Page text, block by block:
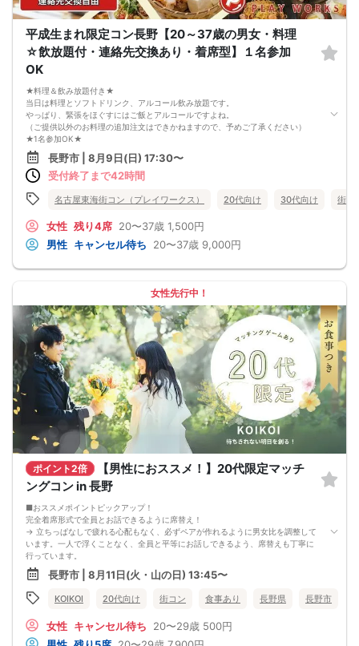
10. イベント中止に伴うユーザーへの返金額は、チケット代金となり、交通費、宿
泊費、通信費等の返金は行いません。
11. 領収書の発行はいたしかねます。
お申し込みが完了した時点で上記すべての事項に同意したと判断いたします。
8/8(土)20代夜コン長野
平成生まれ限定コン長野【20～37歳の男女・料理
☆飲放題付・連絡先交換あり・着席型】１名参加
OK
★料理＆飲み放題付き★
当日は料理とソフトドリンク、アルコール飲み放題です。
やっぱり、緊張をほぐすにはご飯とアルコールですよね。
（ご提供以外のお料理の追加注文はできかねますので、予めご了承ください）
★1名参加OK★
他の1名参加の方とペアになりますし、友達作りにも最適です。
基本的には２：２のグループトークとなります。
（１：１でのトークはございませんので、予めご了承ください）
このカードのおかけで 終始無言で終わっちゃった・・・
プロフィールカードを活用し、「はじめまして」から会話を楽しみましょう。
★完全着席型・連絡先交換は自由★
完全着席型で席替えはできる限り行います。
換ができなかった」なんてことはありません。
【お客様へのお願い】
1. ２名様以上でのご参加は必ず同性同士でお申し込みください。
2. 服装の指定はございません。多くのお客様はカジュアルな格好でおこしになら
れています。
3. 開催判断はイベント前日の時点で男性３名・女性３名以上のお申し込みからに
なりますが、当日に参加者のキャンセルで比率が崩れた場合や開催判断人数を下
回った場合、一切返金などの保証はいたしませんのでご了承ください。
4. イベントページ内の「お申し込み状況」等はキャンセルなどで当日の参加人
数、男女比率と異なる可能性がございます。
5. 当日は店舗の外ではなく店舗内で受付いたします。店内に入り店員に「街コン
で来た」旨をお伝えください。
6. お釣りの用意はございませんので、出ないようにご準備お願いします。
7. 当日は年齢確認のできる身分証をお持ちください。イベントの対象年齢でない
ことが発覚した場合、参加費を全額徴収し返金はいたしかねます。
8. 15分以上の遅刻はキャンセルとみなす可能性があります。
9. 当日受付にお越しになってからのキャンセル、途中キャンセルは出来ません。
泊費、通信費等の返金は行いません。
11. 領収書の発行はいたしかねます。
お申し込みが完了した時点で上記すべての事項に同意したと判断いたします。
8/9(日)平成生まれ限定夜コン長野
長野市 | 8月9日(日) 17:30〜
受付終了まで42時間
名古屋東海街コン（プレイワークス） 20代向け 30代向け 街コ
女性 残り4席 20〜37歳 1,500円
男性 キャンセル待ち 20〜37歳 9,000円
女性先行中！
ポイント2倍
【男性におススメ！】20代限定マッチ
ングコン in 長野
■おススメポイントピックアップ！
完全着席形式で全員とお話できるように席替え！
→ 立ちっぱなしで疲れる心配もなく、必ずペアが作れるように男女比を調整して
います。一人で浮くことなく、全員と平等にお話しできるよう、席替えも丁寧に
行っています。
会話を盛り上げるプロフィールシート！
→ 趣味や好みからスムーズに会話がスタート！「何を話そう…」と悩むことな
く、共通の話題で盛り上がれます。
自然なつながりをサポートするマッチングゲーム開催！
返却されるので安心です。
■最少催行人数
長野市 | 8月11日(火・山の日) 13:45〜
KOIKOI 20代向け 街コン 食事あり 長野県 長野市
女性 キャンセル待ち 20〜29歳 500円